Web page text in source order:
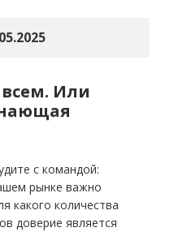
Или
с командой:
рынке важно
какого количества
доверие является